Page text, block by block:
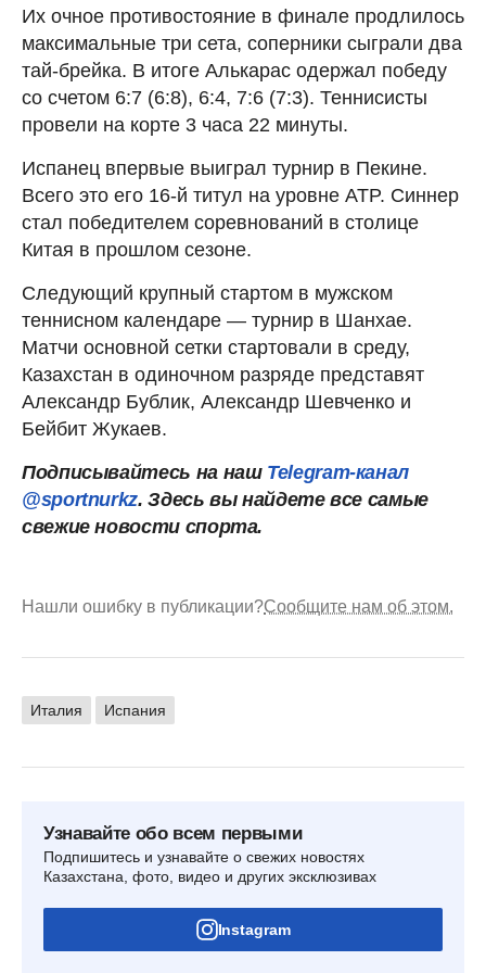
Их очное противостояние в финале продлилось
максимальные три сета, соперники сыграли два
тай-брейка. В итоге Алькарас одержал победу
со счетом 6:7 (6:8), 6:4, 7:6 (7:3). Теннисисты
провели на корте 3 часа 22 минуты.
Испанец впервые выиграл турнир в Пекине.
Всего это его 16-й титул на уровне ATP. Синнер
стал победителем соревнований в столице
Китая в прошлом сезоне.
Следующий крупный стартом в мужском
теннисном календаре — турнир в Шанхае.
Матчи основной сетки стартовали в среду,
Казахстан в одиночном разряде представят
Александр Бублик, Александр Шевченко и
Бейбит Жукаев.
Подписывайтесь на наш Telegram-канал
@sportnurkz. Здесь вы найдете все самые
свежие новости спорта.
Нашли ошибку в публикации?Сообщите нам об этом.
Италия Испания
Узнавайте обо всем первыми
Подпишитесь и узнавайте о свежих новостях
Казахстана, фото, видео и других эксклюзивах
Instagram